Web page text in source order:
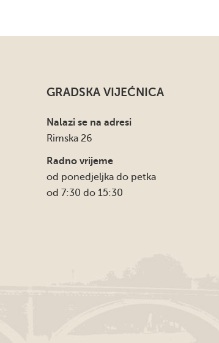
GRADSKA VIJEĆNICA
Nalazi se na adresi
Rimska 26
Radno vrijeme
od ponedjeljka do petka
od 7:30 do 15:30